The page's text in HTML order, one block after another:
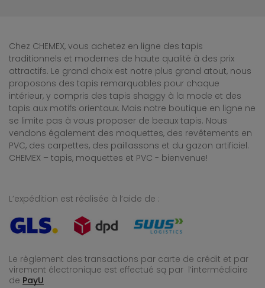
Chez CHEMEX, vous achetez en ligne des tapis
traditionnels et modernes de haute qualité à des prix
attractifs. Le grand choix est notre plus grand atout, nous
proposons des tapis remarquables pour chaque
intérieur, y compris des tapis shaggy à la mode et des
tapis aux motifs orientaux. Mais notre boutique en ligne ne
se limite pas à vous proposer de beaux tapis. Nous
vendons également des moquettes, des revêtements en
PVC, des carpettes, des paillassons et du gazon artificiel.
CHEMEX – tapis, moquettes et PVC - bienvenue!
L’expédition est réalisée à l’aide de :
Le règlement des transactions par carte de crédit et par
virement électronique est effectué są par l’intermédiaire
de PayU